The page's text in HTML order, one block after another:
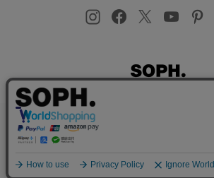
プライバシーポリシー
店舗受取サービス
お客様により良いサービスを提供するため
使用することがございます。 詳しくは
プ
ご確認ください。
OK